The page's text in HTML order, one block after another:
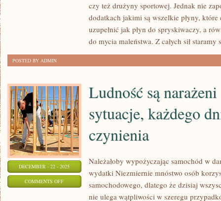
STARA
SIĘ
NA
BIEŻĄCO
NABYWAĆ
czy też drużyny sportowej. Jednak nie
dodatkach jakimi są wszelkie płyny,
uzupełnić jak płyn do spryskiwaczy, a
do mycia maleństwa. Z całych sił staramy
POSTED BY ADMIN
DECEMBER - 22 - 2025
COMMENTS OFFON
Ludność są
sytuacje, każdego
czynienia
Należałoby wypożyczając samochód w
wydatki Niezmiernie mnóstwo osób
samochodowego, dlatego że dzisiaj
nie ulega wątpliwości w szeregu